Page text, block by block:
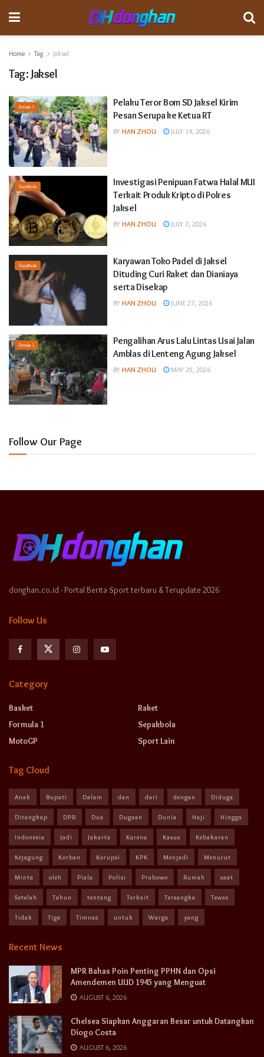
Home Tag Jaksel
Tag: Jaksel
Formula 1
Pelaku Teror Bom SD Jaksel Kirim
Pesan Serupa ke Ketua RT
BY HAN ZHOU JULY 14, 2026
Sepakbola
Investigasi Penipuan Fatwa Halal MUI
Terkait Produk Kripto di Polres
Jaksel
BY HAN ZHOU JULY 7, 2026
Sepakbola
Karyawan Toko Padel di Jaksel
Dituding Curi Raket dan Dianiaya
serta Disekap
BY HAN ZHOU JUNE 27, 2026
Formula 1
Pengalihan Arus Lalu Lintas Usai Jalan
Amblas di Lenteng Agung Jaksel
BY HAN ZHOU MAY 29, 2026
Follow Our Page
donghan.co.id - Portal Berita Sport terbaru & Terupdate 2026
Follow Us
Category
Basket
Formula 1
MotoGP
Raket
Sepakbola
Sport Lain
Tag Cloud
Anak Bupati Dalam dan dari dengan Diduga
Ditangkap DPR Dua Dugaan Dunia Haji Hingga
Indonesia Jadi Jakarta Karena Kasus Kebakaran
Kejagung Korban Korupsi KPK Menjadi Menurut
Minta oleh Piala Polisi Prabowo Rumah saat
Setelah Tahun tentang Terkait Tersangka Tewas
Tidak Tiga Timnas untuk Warga yang
Recent News
MPR Bahas Poin Penting PPHN dan Opsi
Amendemen UUD 1945 yang Menguat
AUGUST 6, 2026
Chelsea Siapkan Anggaran Besar untuk Datangkan
Diogo Costa
AUGUST 6, 2026